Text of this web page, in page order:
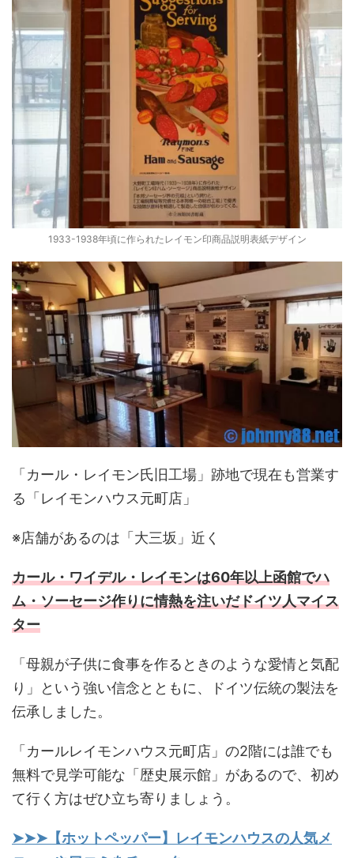
1933-1938年頃に作られたレイモン印商品説明表紙デザイン
「カール・レイモン氏旧工場」跡地で現在も営業す
る「レイモンハウス元町店」
※店舗があるのは「大三坂」近く
カール・ワイデル・レイモンは60年以上函館でハ
ム・ソーセージ作りに情熱を注いだドイツ人マイス
ター
「母親が子供に食事を作るときのような愛情と気配
り」という強い信念とともに、ドイツ伝統の製法を
伝承しました。
「カールレイモンハウス元町店」の2階には誰でも
無料で見学可能な「歴史展示館」があるので、初め
て行く方はぜひ立ち寄りましょう。
➤➤➤【ホットペッパー】レイモンハウスの人気メ